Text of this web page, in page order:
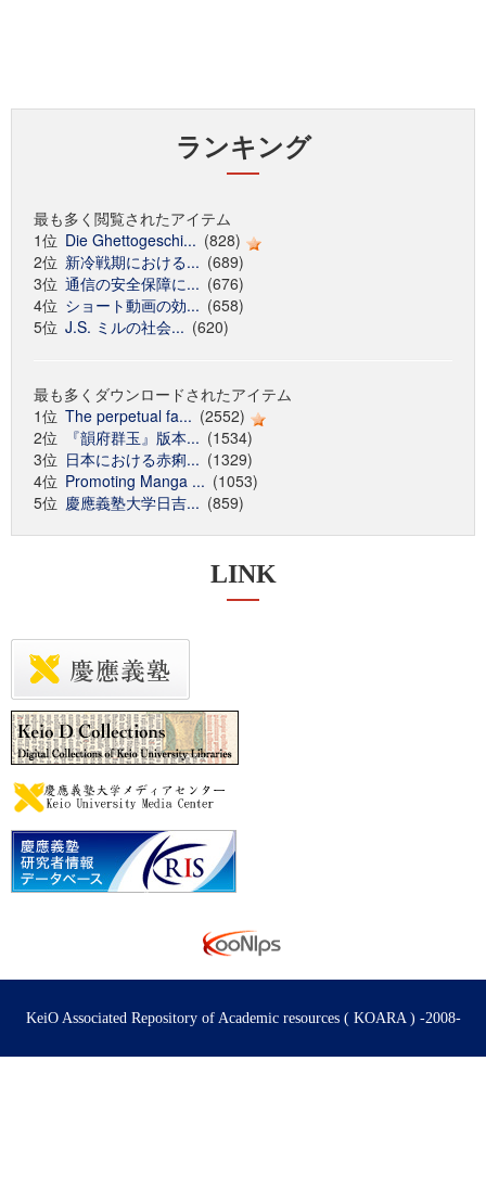
ランキング
最も多く閲覧されたアイテム
1位 Die Ghettogeschi... (828)
2位 新冷戦期における... (689)
3位 通信の安全保障に... (676)
4位 ショート動画の効... (658)
5位 J.S. ミルの社会... (620)
最も多くダウンロードされたアイテム
1位 The perpetual fa... (2552)
2位
『韻府群玉』版本... (1534)
3位 日本における赤痢... (1329)
4位 Promoting Manga ... (1053)
5位 慶應義塾大学日吉... (859)
LINK
KeiO Associated Repository of Academic resources ( KOARA ) -2008-